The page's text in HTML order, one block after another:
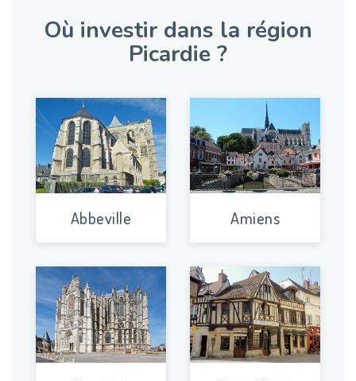
Où investir dans la région
Picardie ?
Abbeville Amiens